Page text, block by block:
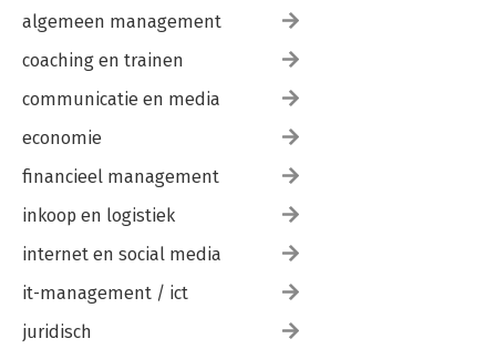
algemeen management
coaching en trainen
communicatie en media
economie
financieel management
inkoop en logistiek
internet en social media
it-management / ict
juridisch